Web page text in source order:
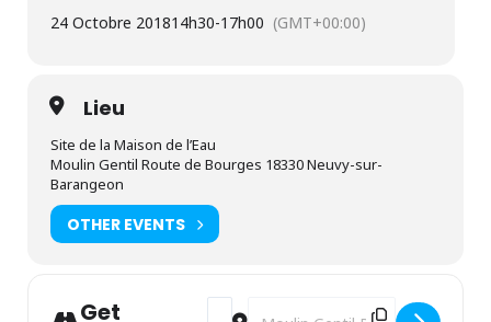
24 Octobre 201814h30-17h00 (GMT+00:00)
Lieu
Site de la Maison de l’Eau
Moulin Gentil Route de Bourges 18330 Neuvy-sur-
Barangeon
OTHER EVENTS
Get Address - Tableau d'automne
Destination Address - Tableau